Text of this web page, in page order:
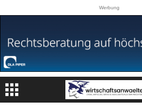
Werbung